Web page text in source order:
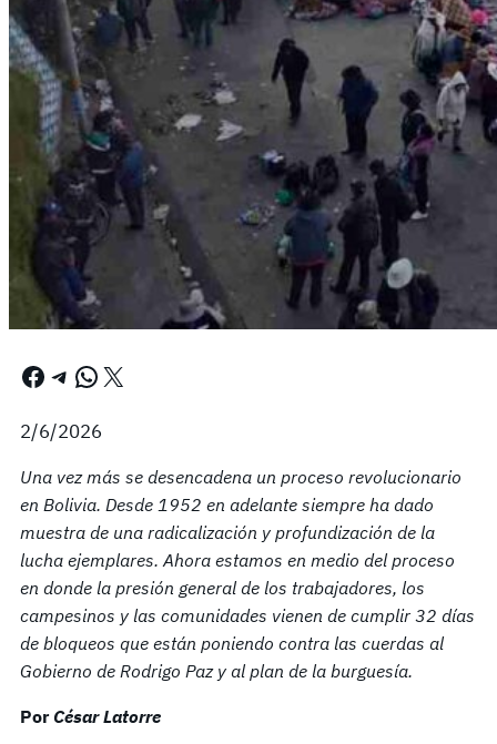
Facebook Telegram WhatsApp X
2/6/2026
Una vez más se desencadena un proceso revolucionario
en Bolivia. Desde 1952 en adelante siempre ha dado
muestra de una radicalización y profundización de la
lucha ejemplares. Ahora estamos en medio del proceso
en donde la presión general de los trabajadores, los
campesinos y las comunidades vienen de cumplir 32 días
de bloqueos que están poniendo contra las cuerdas al
Gobierno de Rodrigo Paz y al plan de la burguesía.
PorCésar Latorre